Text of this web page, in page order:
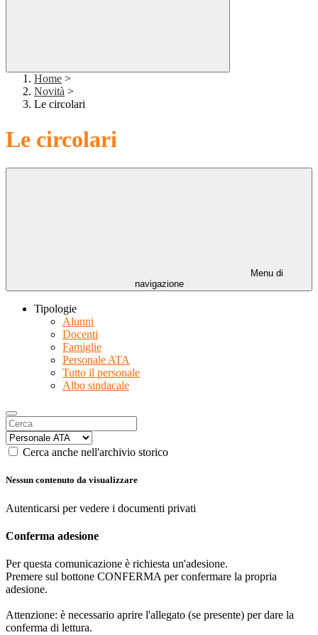
Home >
Novità >
Le circolari
Le circolari
Menu di
navigazione
Tipologie
Alunni
Docenti
Famiglie
Personale ATA
Tutto il personale
Albo sindacale
Cerca anche nell'archivio storico
Nessun contenuto da visualizzare
Autenticarsi per vedere i documenti privati
Conferma adesione
Per questa comunicazione è richiesta un'adesione.
Premere sul bottone CONFERMA per confermare la propria
adesione.
Attenzione: è necessario aprire l'allegato (se presente) per dare la
conferma di lettura.